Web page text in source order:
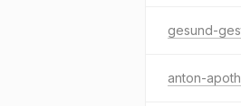
gesund-
anton-